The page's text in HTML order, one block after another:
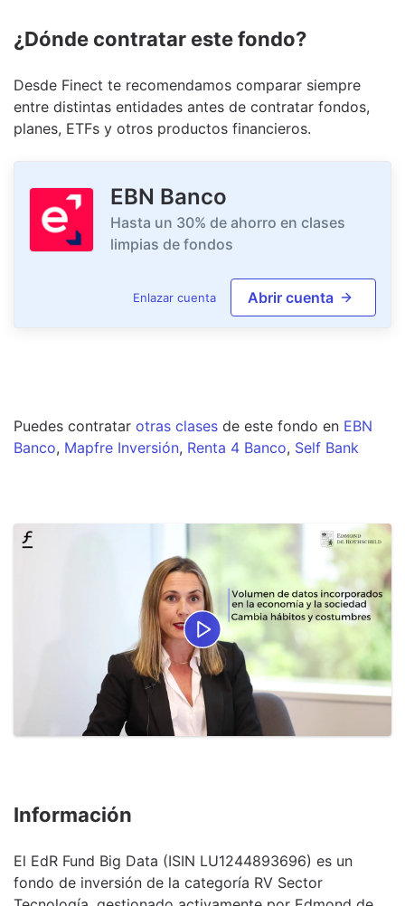
¿Dónde contratar este fondo?
Desde Finect te recomendamos comparar siempre
entre distintas entidades antes de contratar fondos,
planes, ETFs y otros productos financieros.
EBN Banco
Hasta un 30% de ahorro en clases
limpias de fondos
Enlazar cuenta Abrir cuenta
Puedes contratar otras clases de este fondo en EBN
Banco, Mapfre Inversión, Renta 4 Banco, Self Bank
Información
El EdR Fund Big Data (ISIN LU1244893696) es un
fondo de inversión de la categoría RV Sector